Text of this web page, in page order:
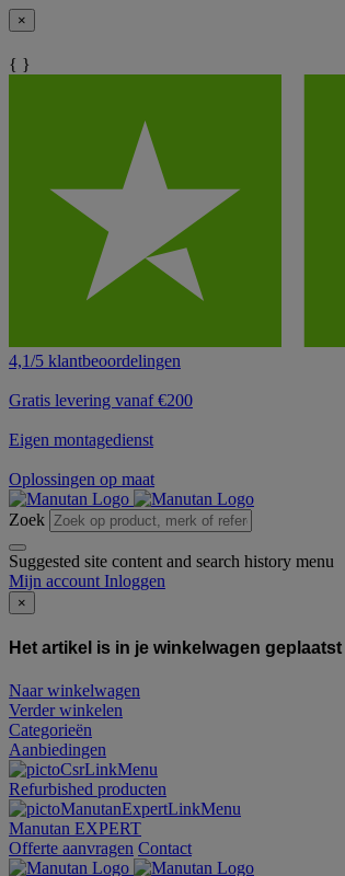
×
{ }
4,1/5 klantbeoordelingen
Gratis levering vanaf €200
Eigen montagedienst
Oplossingen op maat
Zoek
Suggested site content and search history menu
Mijn account Inloggen
×
Het artikel is in je winkelwagen geplaatst
Naar winkelwagen
Verder winkelen
Categorieën
Aanbiedingen
Refurbished producten
Manutan EXPERT
Offerte aanvragen Contact